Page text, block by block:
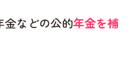
金などの公的年金を補